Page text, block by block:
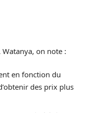
on note :
en fonction du
des prix plus